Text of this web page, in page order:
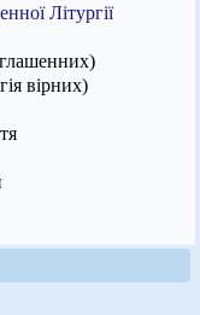
Літургії
вірних)